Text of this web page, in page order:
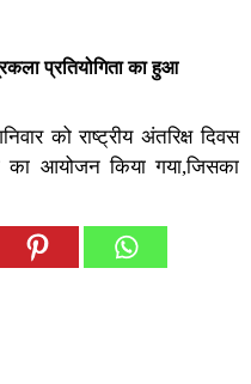
प्रतियोगिता का हुआ
को राष्ट्रीय अंतरिक्ष दिवस
का आयोजन किया गया,जिसका